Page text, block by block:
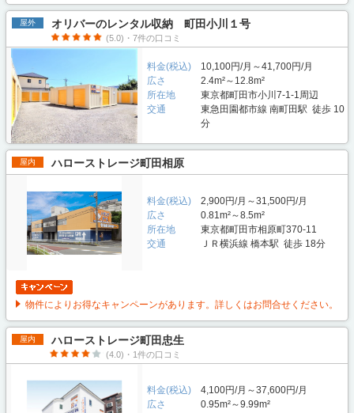
屋外 オリバーのレンタル収納 町田小川１号
(5.0)・7件の口コミ
料金(税込)
10,100円/月～41,700円/月
広さ
2.4m²～12.8m²
所在地
東京都町田市小川7-1-1周辺
交通
東急田園都市線 南町田駅 徒歩 10
分
屋内 ハローストレージ町田相原
料金(税込)
2,900円/月～31,500円/月
広さ
0.81m²～8.5m²
所在地
東京都町田市相原町370-11
交通
ＪＲ横浜線 橋本駅 徒歩 18分
物件によりお得なキャンペーンがあります。詳しくはお問合せください。
屋内 ハローストレージ町田忠生
(4.0)・1件の口コミ
料金(税込)
4,100円/月～37,600円/月
広さ
0.95m²～9.99m²